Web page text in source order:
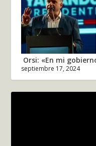
Orsi: «En mi
septiembre 17, 2024